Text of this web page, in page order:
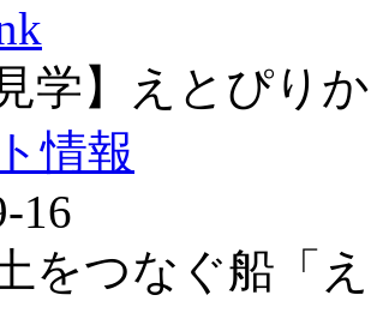
学】えとぴりか
情報
16
をつなぐ船「